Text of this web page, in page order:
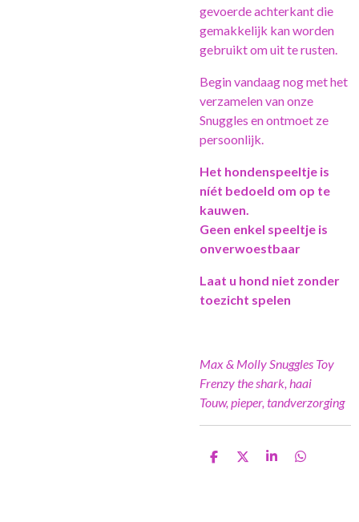
gevoerde achterkant die
gemakkelijk kan worden
gebruikt om uit te rusten.
Begin vandaag nog met het
verzamelen van onze
Snuggles en ontmoet ze
persoonlijk.
Het hondenspeeltje is
níét bedoeld om op te
kauwen.
Geen enkel speeltje is
onverwoestbaar
Laat u hond niet zonder
toezicht spelen
Max & Molly Snuggles Toy
Frenzy the shark, haai
Touw, pieper, tandverzorging
D
D
S
D